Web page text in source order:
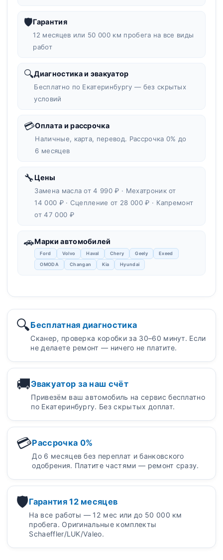
🛡Гарантия
12 месяцев или 50 000 км пробега на все виды
работ
🔍Диагностика и эвакуатор
Бесплатно по Екатеринбургу — без скрытых
условий
💳Оплата и рассрочка
Наличные, карта, перевод. Рассрочка 0% до
6 месяцев
🔧Цены
Замена масла от 4 990 ₽ · Мехатроник от
14 000 ₽ · Сцепление от 28 000 ₽ · Капремонт
от 47 000 ₽
🚗Марки автомобилей
Ford Volvo Haval Chery Geely
Exeed
OMODA
Changan Kia Hyundai
🔍Бесплатная диагностика
Сканер, проверка коробки за 30–60 минут. Если
не делаете ремонт — ничего не платите.
🚚Эвакуатор за наш счёт
Привезём ваш автомобиль на сервис бесплатно
по Екатеринбургу. Без скрытых доплат.
💳Рассрочка 0%
До 6 месяцев без переплат и банковского
одобрения. Платите частями — ремонт сразу.
🛡️Гарантия 12 месяцев
На все работы — 12 мес или до 50 000 км
пробега. Оригинальные комплекты
Schaeffler/LUK/Valeo.